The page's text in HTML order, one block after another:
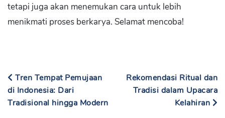
tetapi juga akan menemukan cara untuk lebih
menikmati proses berkarya. Selamat mencoba!
Tren Tempat Pemujaan
di Indonesia: Dari
Tradisional hingga Modern
Rekomendasi Ritual dan
Tradisi dalam Upacara
Kelahiran